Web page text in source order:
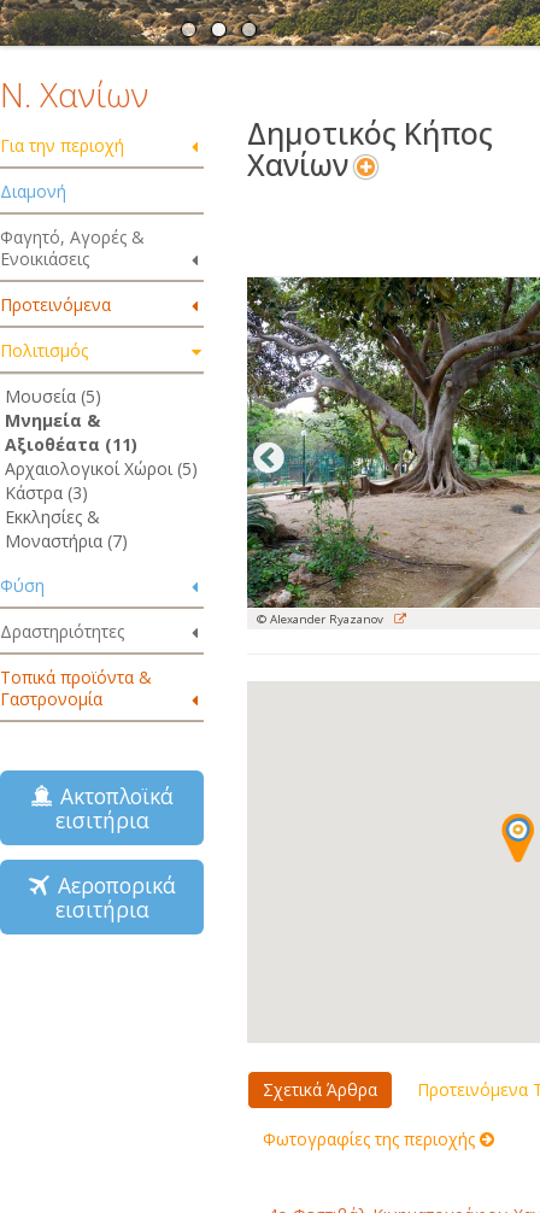
Ν. Χανίων
Για την περιοχή
Διαμονή
Φαγητό, Αγορές &
Ενοικιάσεις
Προτεινόμενα
Πολιτισμός
Μουσεία (5)
Μνημεία &
Αξιοθέατα (11)
Αρχαιολογικοί Χώροι (5)
Κάστρα (3)
Εκκλησίες &
Μοναστήρια (7)
Φύση
Δραστηριότητες
Τοπικά προϊόντα &
Γαστρονομία
Ακτοπλοϊκά
εισιτήρια
Αεροπορικά
εισιτήρια
Δημοτικός Κήπος
Χανίων
© Alexander Ryazanov
Σχετικά Άρθρα Προτεινόμενα
Φωτογραφίες της περιοχής